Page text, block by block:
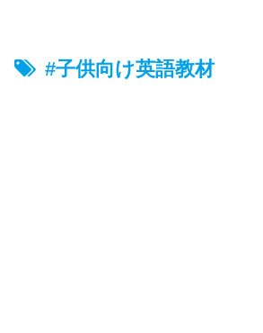
#子供向け英語教材